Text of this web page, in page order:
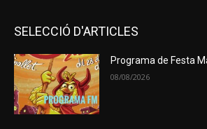
SELECCIÓ D'ARTICLES
Programa de Festa
08/08/2026